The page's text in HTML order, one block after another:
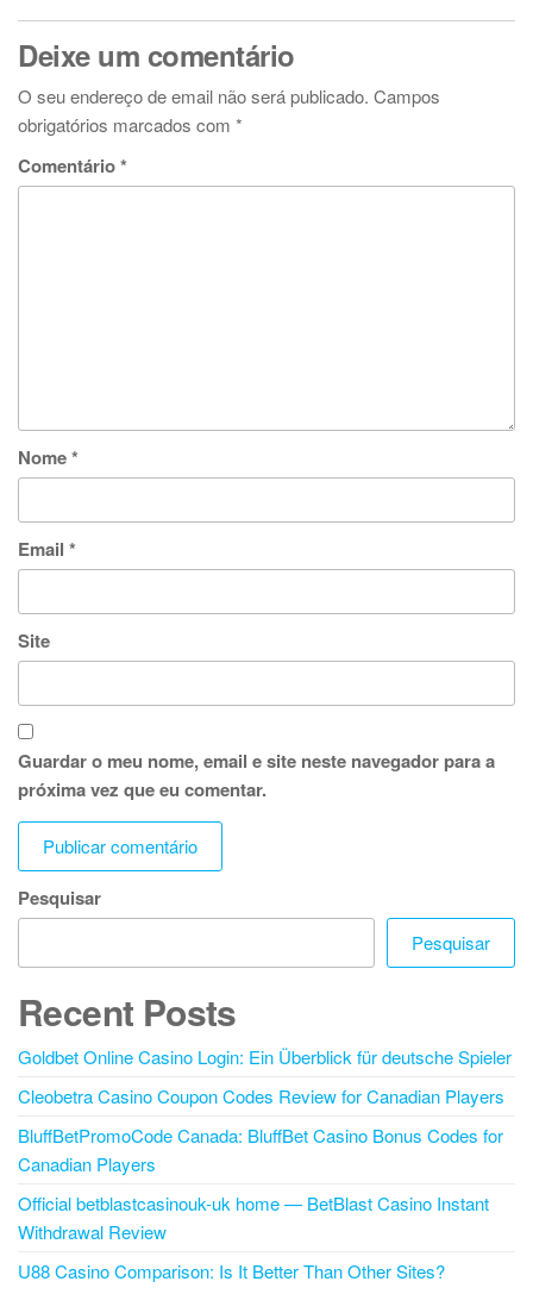
Deixe um comentário
O seu endereço de email não será publicado. Campos
obrigatórios marcados com *
Comentário*
Nome*
Email *
Site
Guardar o meu nome, email e site neste navegador para a
próxima vez que eu comentar.
Pesquisar
Pesquisar
Recent Posts
Goldbet Online Casino Login: Ein Überblick für deutsche Spieler
Cleobetra Casino Coupon Codes Review for Canadian Players
BluffBetPromoCode Canada: BluffBet Casino Bonus Codes for
Canadian Players
Official betblastcasinouk-uk home — BetBlast Casino Instant
Withdrawal Review
U88 Casino Comparison: Is It Better Than Other Sites?